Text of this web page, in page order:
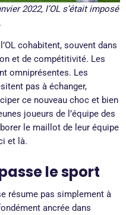
2022, l’OL s’était imposé
cohabitent, souvent dans
et de compétitivité. Les
omniprésentes. Les
pas à échanger,
ce nouveau choc et bien
joueurs de l’équipe des
le maillot de leur équipe
et là.
le sport
résume pas simplement à
ancrée dans